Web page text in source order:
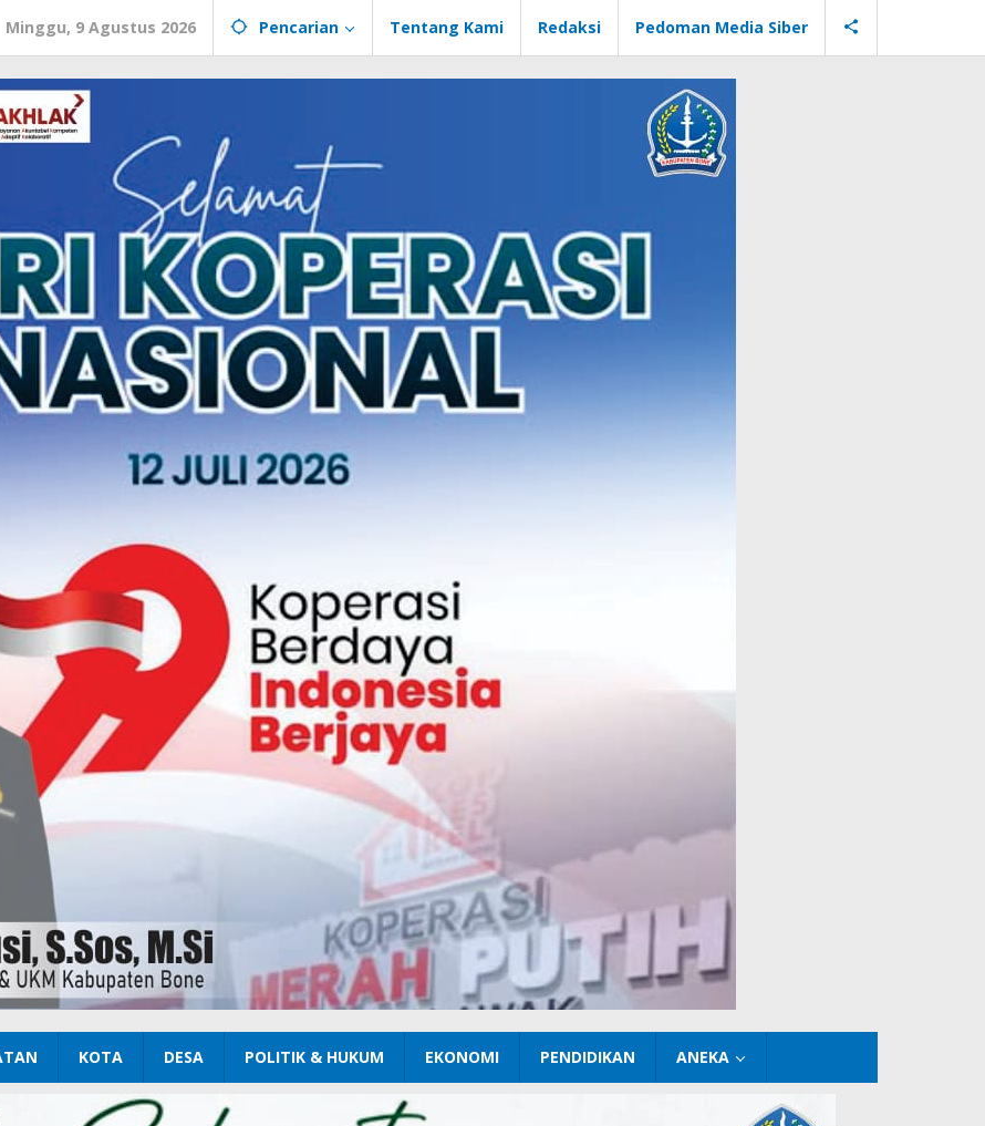
Minggu, 9 Agustus 2026 Pencarian Tentang Kami Redaksi Pedoman Media Siber
KOTA DESA POLITIK & HUKUM EKONOMI PENDIDIKAN ANEKA